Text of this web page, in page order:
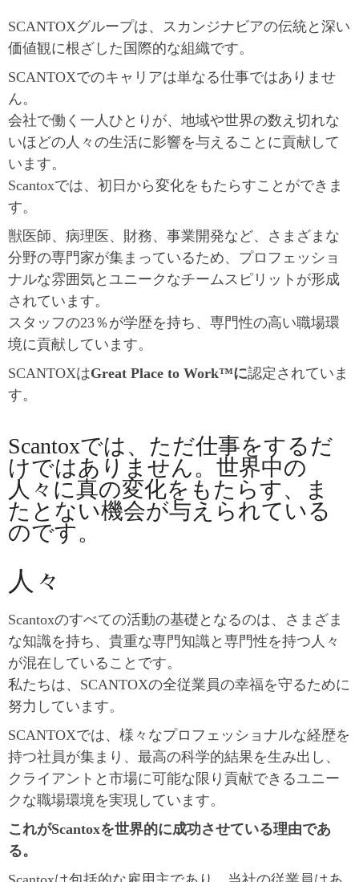
SCANTOXグループは、スカンジナビアの伝統と深い
価値観に根ざした国際的な組織です。
SCANTOXでのキャリアは単なる仕事ではありませ
ん。
会社で働く一人ひとりが、地域や世界の数え切れな
いほどの人々の生活に影響を与えることに貢献して
います。
Scantoxでは、初日から変化をもたらすことができま
す。
獣医師、病理医、財務、事業開発など、さまざまな
分野の専門家が集まっているため、プロフェッショ
ナルな雰囲気とユニークなチームスピリットが形成
されています。
スタッフの23％が学歴を持ち、専門性の高い職場環
境に貢献しています。
SCANTOXはGreat Place to Work™に認定されていま
す。
Scantoxでは、ただ仕事をするだ
けではありません。世界中の
人々に真の変化をもたらす、ま
たとない機会が与えられている
のです。
人々
Scantoxのすべての活動の基礎となるのは、さまざま
な知識を持ち、貴重な専門知識と専門性を持つ人々
が混在していることです。
私たちは、SCANTOXの全従業員の幸福を守るために
努力しています。
SCANTOXでは、様々なプロフェッショナルな経歴を
持つ社員が集まり、最高の科学的結果を生み出し、
クライアントと市場に可能な限り貢献できるユニー
クな職場環境を実現しています。
これがScantoxを世界的に成功させている理由であ
る。